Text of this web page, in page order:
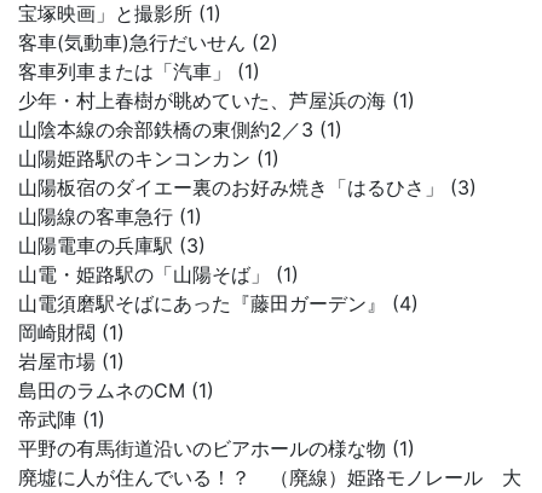
宝塚映画」と撮影所 (1)
客車(気動車)急行だいせん (2)
客車列車または「汽車」 (1)
少年・村上春樹が眺めていた、芦屋浜の海 (1)
山陰本線の余部鉄橋の東側約2／3 (1)
山陽姫路駅のキンコンカン (1)
山陽板宿のダイエー裏のお好み焼き「はるひさ」 (3)
山陽線の客車急行 (1)
山陽電車の兵庫駅 (3)
山電・姫路駅の「山陽そば」 (1)
山電須磨駅そばにあった『藤田ガーデン』 (4)
岡崎財閥 (1)
岩屋市場 (1)
島田のラムネのCM (1)
帝武陣 (1)
平野の有馬街道沿いのビアホールの様な物 (1)
廃墟に人が住んでいる！？ （廃線）姫路モノレール 大